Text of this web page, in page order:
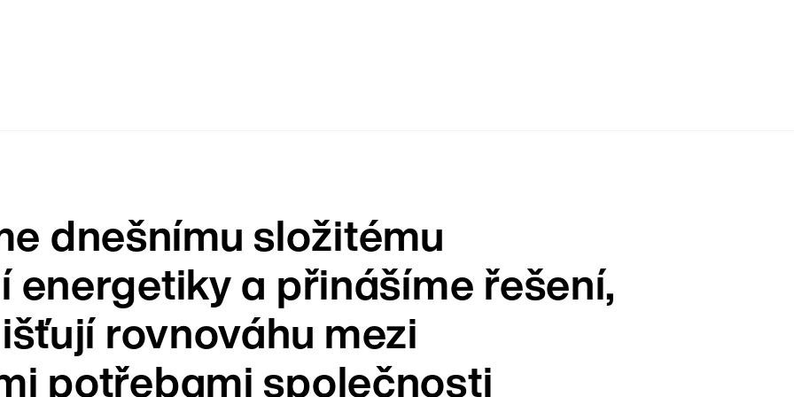
dnešnímu složitému
energetiky a přinášíme řešení,
rovnováhu mezi
potřebami společnosti